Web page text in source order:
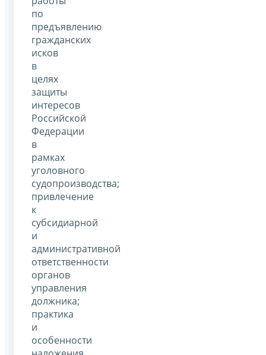
по
предъявлению
гражданских
исков
в
целях
защиты
интересов
Российской
Федерации
в
рамках
уголовного
судопроизводства;
привлечение
к
субсидиарной
и
административной
ответственности
органов
управления
должника;
практика
и
особенности